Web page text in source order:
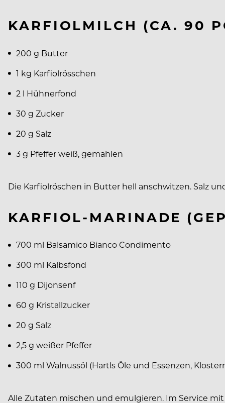
KARFIOLMILCH (CA. 90
200 g Butter
1 kg Karfiolrösschen
2 l Hühnerfond
30 g Zucker
20 g Salz
3 g Pfeffer weiß, gemahlen
Die Karfiolröschen in Butter hell anschwitzen. Salz
KARFIOL-MARINADE
700 ml Balsamico Bianco Condimento
300 ml Kalbsfond
110 g Dijonsenf
60 g Kristallzucker
20 g Salz
2,5 g weißer Pfeffer
300 ml Walnussöl (Hartls Öle und Essenzen,
Alle Zutaten mischen und emulgieren. Im Service